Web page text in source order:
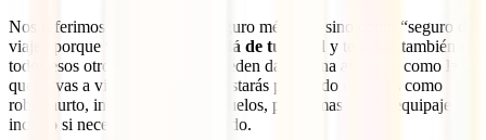
Nos referimos a él no como “seguro médico”, sino como “seguro de
viaje” porque
va mucho más allá de tu salud y te cubre también en
todos esos otros casos que se pueden dar en una aventura como la
que tú vas a vivir. Así, también estarás protegido en casos como
robo, hurto, incidentes con tus vuelos, problemas con tu equipaje o
incluso si necesitaras ser repatriado.